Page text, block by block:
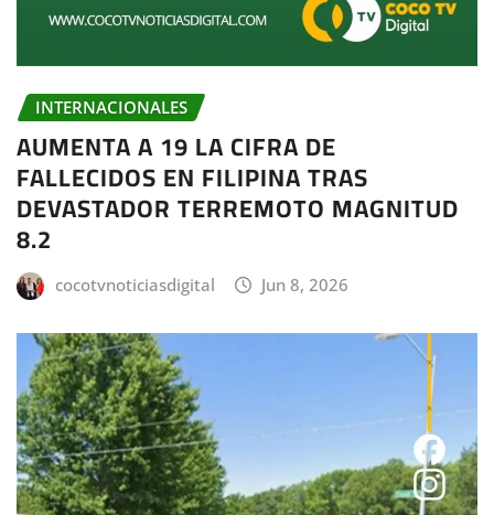
INTERNACIONALES
AUMENTA A 19 LA CIFRA DE
FALLECIDOS EN FILIPINA TRAS
DEVASTADOR TERREMOTO MAGNITUD
8.2
cocotvnoticiasdigital Jun 8, 2026